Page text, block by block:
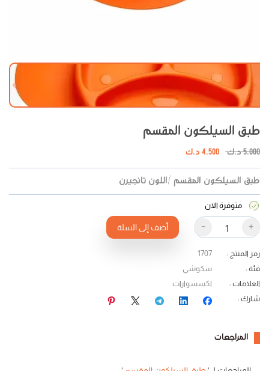
Next slide
طبق السيلكون المقسم
5.000د.ك 4.500د.ك
طبق السيلكون المقسم /اللون تانجيرن
متوفرة الان
- + أضف إلى السلة
رمز المنتج :
1707
فئة :
سكوشي
العلامات :
اكسسوارات
شارك :
المراجعات